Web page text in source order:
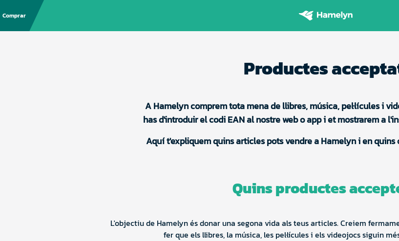
Comprar
Productes
A Hamelyn comprem tota mena de llibres, música, pel·lícules i
has d'introduir el codi EAN al nostre web o app i et mostrarem a
Aquí t'expliquem quins articles pots vendre a Hamelyn i en quins
Quins productes
L'objectiu de Hamelyn és donar una segona vida als teus articles. Creiem
fer que els llibres, la música, les pel·lícules i els videojocs siguin